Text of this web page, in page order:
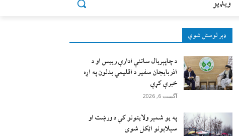
ويډيو
ډېر لوستل شوي
د چاپېریال ساتنې ادارې رییس او د
اذربایجان سفیر د اقلیمي بدلون په اړه
خبرې کړې
آگست 6, 2026
په یو شمېر ولایتونو کې د ورښت او
سېلابونو اټکل شوی